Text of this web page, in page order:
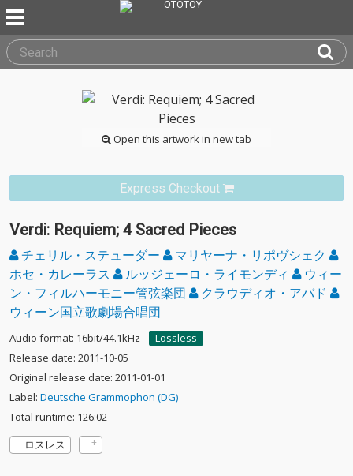
Open this artwork in new tab
Express Checkout
Verdi: Requiem; 4 Sacred Pieces
チェリル・ステューダー
マリヤーナ・リポヴシェク
ホセ・カレーラス
ルッジェーロ・ライモンディ
ウィー
ン・フィルハーモニー管弦楽団
クラウディオ・アバド
ウィーン国立歌劇場合唱団
Audio format: 16bit/44.1kHz
Lossless
Release date: 2011-10-05
Original release date: 2011-01-01
Label: Deutsche Grammophon (DG)
Total runtime: 126:02
ロスレス